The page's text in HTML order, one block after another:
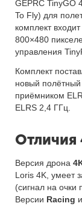
GEPRC TinyGO
To Fly) для
комплект
800×480
управления
Комплект
новый
приёмником
ELRS 2,4 ГГц.
Отличия
Версия дрона
Loris 4K, умеет
(сигнал на очки
Версии Racing и